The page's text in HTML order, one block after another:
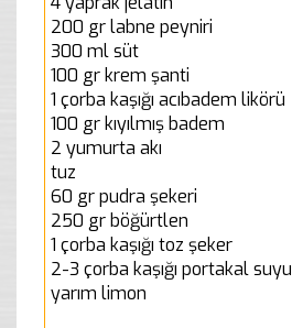
200 gr labne peyniri
300 ml süt
100 gr krem şanti
1 çorba kaşığı acıbadem likörü
100 gr kıyılmış badem
2 yumurta akı
tuz
60 gr pudra şekeri
250 gr böğürtlen
1 çorba kaşığı toz şeker
2-3 çorba kaşığı portakal suyu
yarım limon